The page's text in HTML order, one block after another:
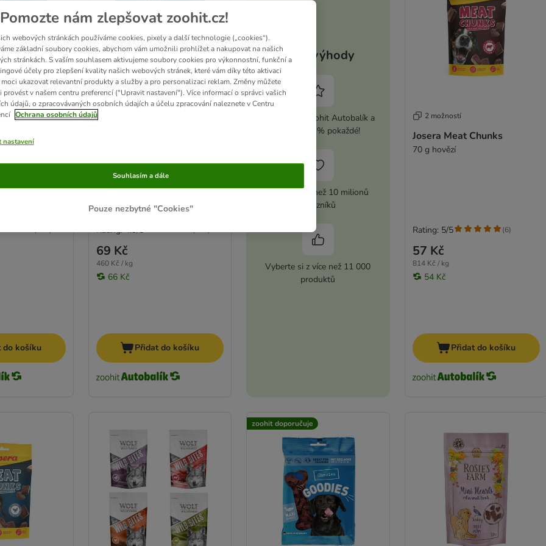
(410)
do košíku
69 Kč
460 Kč / kg
66 Kč
Rating: 4.9/5 (410)
Přidat do košíku
Vaše výhody
Aktivujte si zoohit Autobalík a
ušetřete 5 % pokaždé!
Důvěra více než 10 milionů
zákazníků
Vyberte si z více než 11 000
produktů
2 možností
Josera Meat Chunks
70 g hovězí
57 Kč
814 Kč / kg
54 Kč
Rating: 5/5 (6)
Přidat do košíku
zoohit doporučuje
Pomozte nám zlepšovat zoohit.cz!
webových stránkách používáme cookies, pixely a další technologie („cookies“).
základní soubory cookies, abychom vám umožnili prohlížet a nakupovat na našich
stránkách. S vaším souhlasem aktivujeme soubory cookies pro výkonnostní, funkční a
účely pro zlepšení kvality našich webových stránek, které vám díky této aktivaci
ukazovat relevantní produkty a služby a pro personalizaci reklam. Změny můžete
provést v našem centru preferencí ("Upravit nastavení"). Více informací o správci vašich
údajů, o zpracovávaných osobních údajích a účelu zpracování naleznete v Centru
Ochrana osobních údajů
nastavení
Pouze nezbytné "Cookies"
Souhlasím a dále